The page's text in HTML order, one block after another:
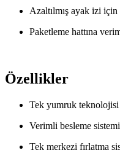
Azaltılmış ayak izi
Paketleme hattına
Özellikler
Tek yumruk teknolojisi
Verimli besleme sistemi
Tek merkezi fırlatma